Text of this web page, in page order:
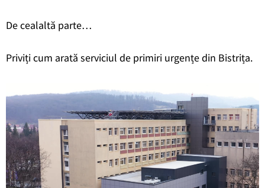
De cealaltă parte…
Priviți cum arată serviciul de primiri urgențe din Bistrița.